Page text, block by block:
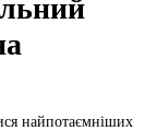
найпотаємніших